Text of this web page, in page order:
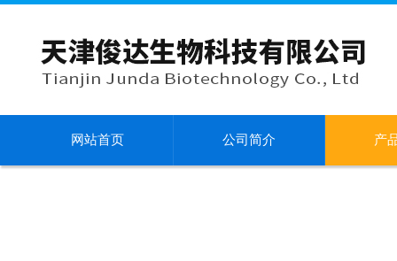
网站首页 公司简介 产